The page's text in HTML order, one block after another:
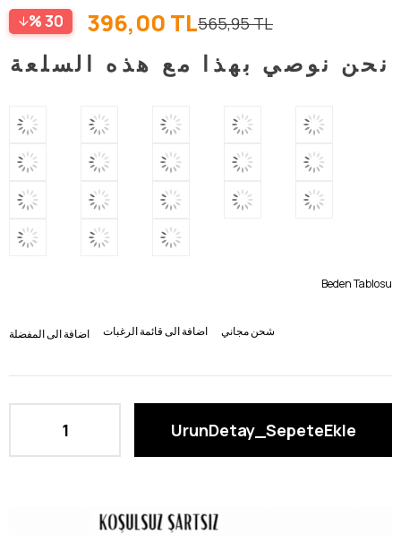
30 565,95 TL
396,00 TL
نحن نوصي بهذا مع هذه السلعة
Beden Tablosu
اضافة الى المفضلة اضافة الى قائمة الرغبات شحن مجاني